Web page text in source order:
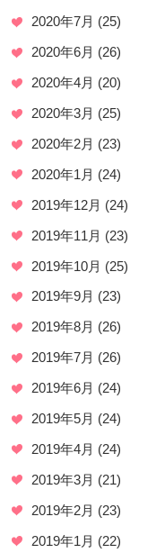
2020年7月 (25)
2020年6月 (26)
2020年4月 (20)
2020年3月 (25)
2020年2月 (23)
2020年1月 (24)
2019年12月 (24)
2019年11月 (23)
2019年10月 (25)
2019年9月 (23)
2019年8月 (26)
2019年7月 (26)
2019年6月 (24)
2019年5月 (24)
2019年4月 (24)
2019年3月 (21)
2019年2月 (23)
2019年1月 (22)